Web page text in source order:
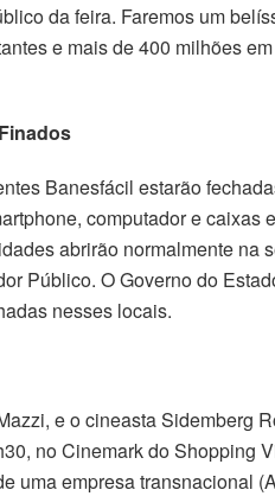
da feira. Faremos um
e mais de 400 milhões
Banesfácil estarão
computador e
abrirão normalmente
Público. O Governo do
nesses locais.
e o cineasta Sidemberg
no Cinemark do Shopping
uma empresa transnacional